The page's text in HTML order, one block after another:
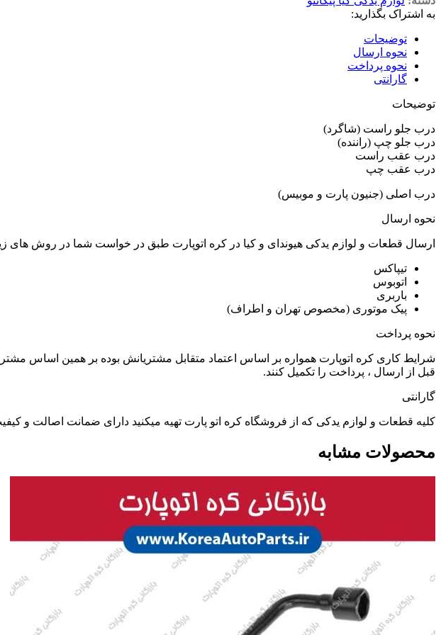
به اشتراک بگذارید:
توضیحات
نحوه ارسال
نحوه پرداخت
گارانتی
توضیحات
درب جلو راست (شاگرد)
درب جلو چپ (راننده)
درب عقب راست
درب عقب چپ
درب اصلی (جنیون پارت و موبیس)
نحوه ارسال
ارسال قطعات و لوازم یدکی هیوندای و کیا در کره اتوپارت طبق در خواست شما در روش های
تیپاکس
اتوبوس
باربری
پیک موتوری (مخصوص تهران و اطراف)
نحوه پرداخت
شرایط کاری کره اتوپارت همواره بر اساس اعتماد متقابل مشتریانش بوده بر همین اساس
قبل از ارسال ، پرداخت را تکمیل کنند.
گارانتی
کلیه قطعات و لوازم یدکی که از فروشگاه کره اتو پارت تهیه میکنید دارای ضمانت اصالت و
محصولات مشابه